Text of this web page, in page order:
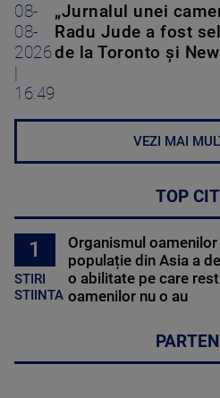
08-
08-
2026
|
16:49
„Jurnalul unei
Radu Jude a fost
de la Toronto și
VEZI MAI
TOP
1
STIRI
STIINTA
Organismul
populație din Asia a
o abilitate pe care
oamenilor nu o au